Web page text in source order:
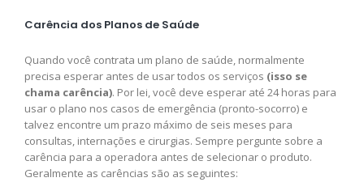
Carência dos Planos de Saúde
Quando você contrata um plano de saúde, normalmente
precisa esperar antes de usar todos os serviços (isso se
chama carência). Por lei, você deve esperar até 24 horas para
usar o plano nos casos de emergência (pronto-socorro) e
talvez encontre um prazo máximo de seis meses para
consultas, internações e cirurgias. Sempre pergunte sobre a
carência para a operadora antes de selecionar o produto.
Geralmente as carências são as seguintes: